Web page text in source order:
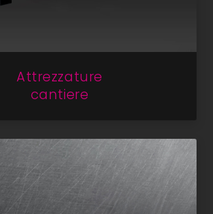
Attrezzature
cantiere